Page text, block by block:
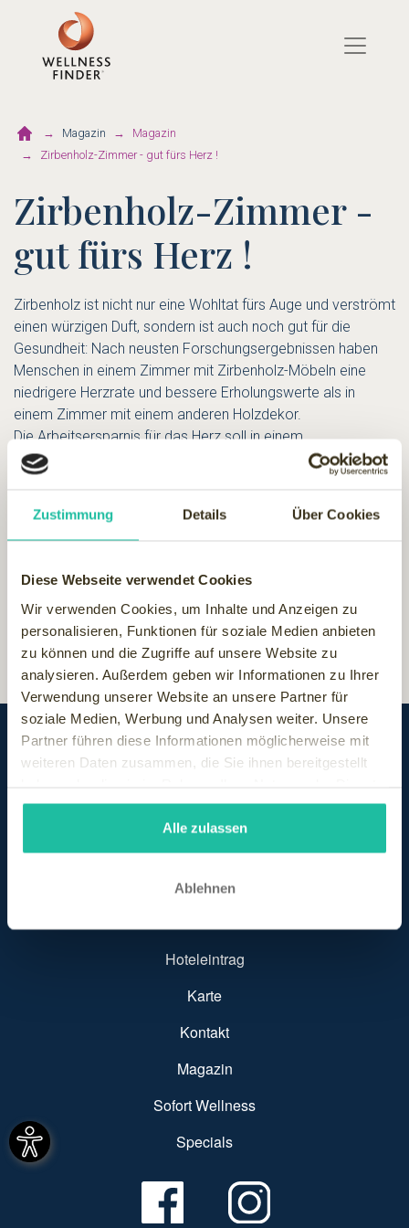
Zustimmung Details Über Cookies
Diese Webseite verwendet Cookies
Wir verwenden Cookies, um Inhalte und Anzeigen zu
personalisieren, Funktionen für soziale Medien anbieten
zu können und die Zugriffe auf unsere Website zu
analysieren. Außerdem geben wir Informationen zu Ihrer
Verwendung unserer Website an unsere Partner für
soziale Medien, Werbung und Analysen weiter. Unsere
Partner führen diese Informationen möglicherweise mit
weiteren Daten zusammen, die Sie ihnen bereitgestellt
gesammelt haben.
Alle zulassen
Ablehnen
Magazin
Magazin
Zirbenholz-Zimmer - gut fürs Herz !
Zirbenholz-Zimmer -
gut fürs Herz !
Zirbenholz ist nicht nur eine Wohltat fürs Auge und verströmt
einen würzigen Duft, sondern ist auch noch gut für die
Gesundheit: Nach neusten Forschungsergebnissen haben
Menschen in einem Zimmer mit Zirbenholz-Möbeln eine
niedrigere Herzrate und bessere Erholungswerte als in
einem Zimmer mit einem anderen Holzdekor.
Die Arbeitsersparnis für das Herz soll in einem
Zirbenholzraum bis zu einer Stunde pro Tag liegen. Zudem
tritt keine Wetterfühligkeit auf und man schläft besser.
Die Wellness Residenz Alpenrose hat hat seine 40 qm
großen Zimmer im Südtrakt aufwendig mit Zirbenholz
ausgestattet. Große Fenster und Stilmöbel aus Italien
Hoteleintrag
Karte
Kontakt
Magazin
Sofort Wellness
Specials